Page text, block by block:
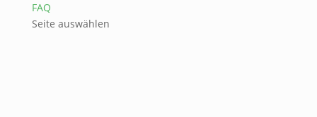
FAQ
Seite auswählen